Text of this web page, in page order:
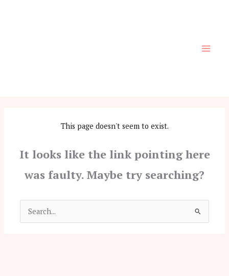
This page doesn't seem to exist.
It looks like the link pointing here
was faulty. Maybe try searching?
Search